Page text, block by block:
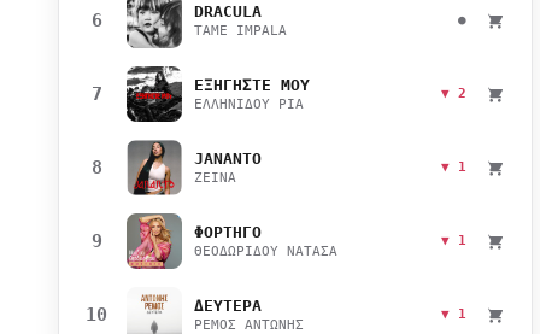
6 DRACULA
TAME IMPALA
●
7 ΕΞΗΓΗΣΤΕ ΜΟΥ
ΕΛΛΗΝΙΔΟΥ ΡΙΑ
▼ 2
8 JANANTO
ZEINA
▼ 1
9 ΦΟΡΤΗΓΟ
ΘΕΟΔΩΡΙΔΟΥ ΝΑΤΑΣΑ
▼ 1
10 ΔΕΥΤΕΡΑ
ΡΕΜΟΣ ΑΝΤΩΝΗΣ
▼ 1